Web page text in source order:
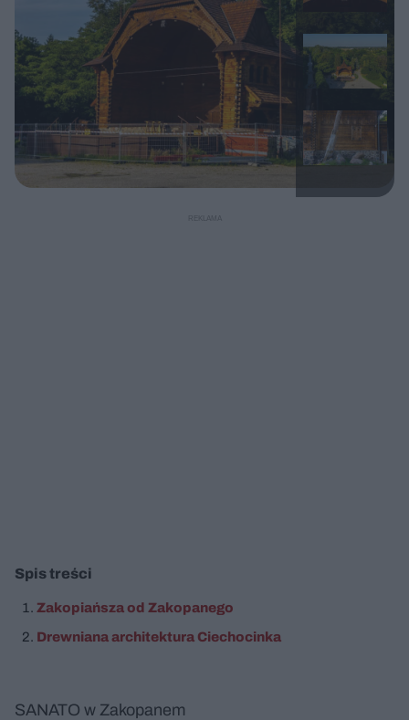
Spis treści
Zakopiańsza od Zakopanego
Drewniana architektura Ciechocinka
SANATO w Zakopanem